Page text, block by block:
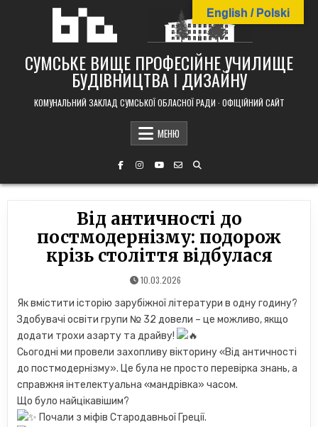
СУМСЬКЕ ВИЩЕ ПРОФЕСІЙНЕ УЧИЛИЩЕ
БУДІВНИЦТВА І ДИЗАЙНУ
КОМУНАЛЬНИЙ ЗАКЛАД СУМСЬКОЇ ОБЛАСНОЇ РАДИ · ОФІЦІЙНИЙ САЙТ
МЕНЮ
Від античності до
постмодернізму: подорож
крізь століття відбулася
10.03.2026
Як вмістити історію зарубіжної літератури в одну годину?
Здобувачі освіти групи № 32 довели – це можливо, якщо
додати трохи азарту та драйву!
Сьогодні ми провели захопливу вікторину «Від античності
до постмодернізму». Це була не просто перевірка знань, а
справжня інтелектуальна «мандрівка» часом.
Що було найцікавішим?
Почали з міфів Стародавньої Греції.
English / Polski